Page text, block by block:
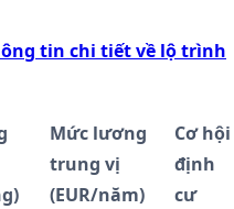
tin chi tiết về lộ trình
Mức lương
trung vị
(EUR/năm)
Cơ hội
định
cư